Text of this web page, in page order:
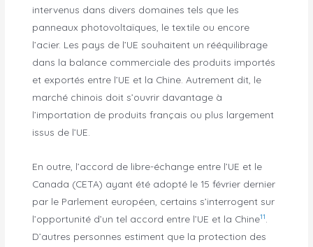
intervenus dans divers domaines tels que les
panneaux photovoltaïques, le textile ou encore
l’acier. Les pays de l’UE souhaitent un rééquilibrage
dans la balance commerciale des produits importés
et exportés entre l’UE et la Chine. Autrement dit, le
marché chinois doit s’ouvrir davantage à
l’importation de produits français ou plus largement
issus de l’UE.
En outre, l’accord de libre-échange entre l’UE et le
Canada (CETA) ayant été adopté le 15 février dernier
par le Parlement européen, certains s’interrogent sur
l’opportunité d’un tel accord entre l’UE et la Chine11
D’autres personnes estiment que la protection des